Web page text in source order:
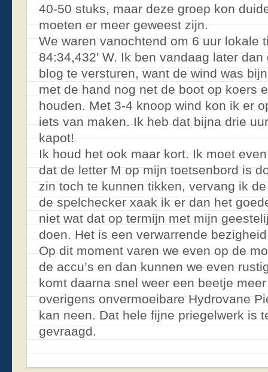
40-50 stuks, maar deze groep kon
moeten er meer geweest zijn.
We waren vanochtend om 6 uur lokale
84:34,432′ W. Ik ben vandaag later
blog te versturen, want de wind was
met de hand nog net de boot op koers
houden. Met 3-4 knoop wind kon ik er
iets van maken. Ik heb dat bijna drie
kapot!
Ik houd het ook maar kort. Ik moet
dat de letter M op mijn toetsenbord is
zin toch te kunnen tikken, vervang ik
de spelchecker xaak ik er dan het
niet wat dat op termijn met mijn
doen. Het is een verwarrende
Op dit moment varen we even op de
de accu’s en dan kunnen we even
komt daarna snel weer een beetje
overigens onvermoeibare Hydrovane
kan neen. Dat hele fijne priegelwerk is
gevraagd.